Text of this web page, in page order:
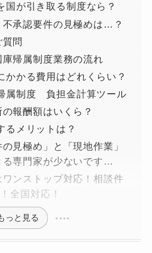
国が引き取る制度なら？
不承認要件の見極めは…？
質問
帰属制度業務の流れ
かかる費用はどれくらい？
属制度 負担金計算ツール
報酬額はいくら？
るメリットは？
の見極め」と「現地作業」
る専門家が少ないです…
ワンストップ対応！相談件
全国対応！
っと見る